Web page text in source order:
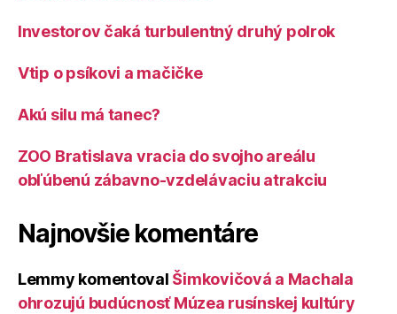
Investorov čaká turbulentný druhý polrok
Vtip o psíkovi a mačičke
Akú silu má tanec?
ZOO Bratislava vracia do svojho areálu
obľúbenú zábavno-vzdelávaciu atrakciu
Najnovšie komentáre
Lemmy komentoval Šimkovičová a Machala
ohrozujú budúcnosť Múzea rusínskej kultúry